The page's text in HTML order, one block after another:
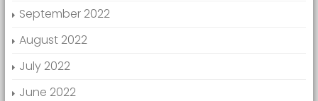
September 2022
August 2022
July 2022
June 2022